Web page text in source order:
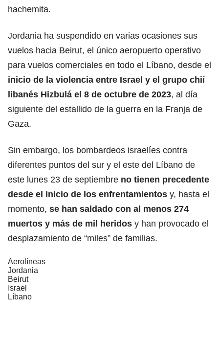
hachemita.
Jordania ha suspendido en varias ocasiones sus
vuelos hacia Beirut, el único aeropuerto operativo
para vuelos comerciales en todo el Líbano, desde el
inicio de la violencia entre Israel y el grupo chií
libanés Hizbulá el 8 de octubre de 2023, al día
siguiente del estallido de la guerra en la Franja de
Gaza.
Sin embargo, los bombardeos israelíes contra
diferentes puntos del sur y el este del Líbano de
este lunes 23 de septiembre no tienen precedente
desde el inicio de los enfrentamientos y, hasta el
momento, se han saldado con al menos 274
muertos y más de mil heridos y han provocado el
desplazamiento de “miles” de familias.
Aerolíneas
Jordania
Beirut
Israel
Líbano